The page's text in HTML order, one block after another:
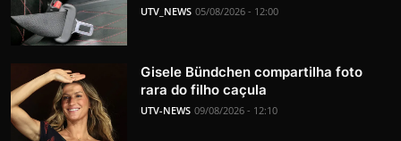
UTV_NEWS 05/08/2026 - 12:00
Gisele Bündchen compartilha foto
rara do filho caçula
UTV-NEWS 09/08/2026 - 12:10